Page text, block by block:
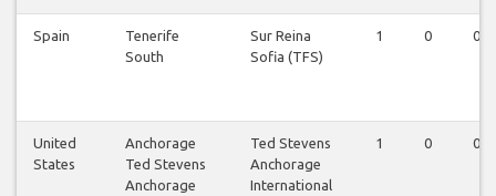
Spain
Tenerife
South
Sur Reina
Sofia (TFS)
1 0 0
United
States
Anchorage
Ted Stevens
Anchorage
Ted Stevens
Anchorage
International
1 0 0